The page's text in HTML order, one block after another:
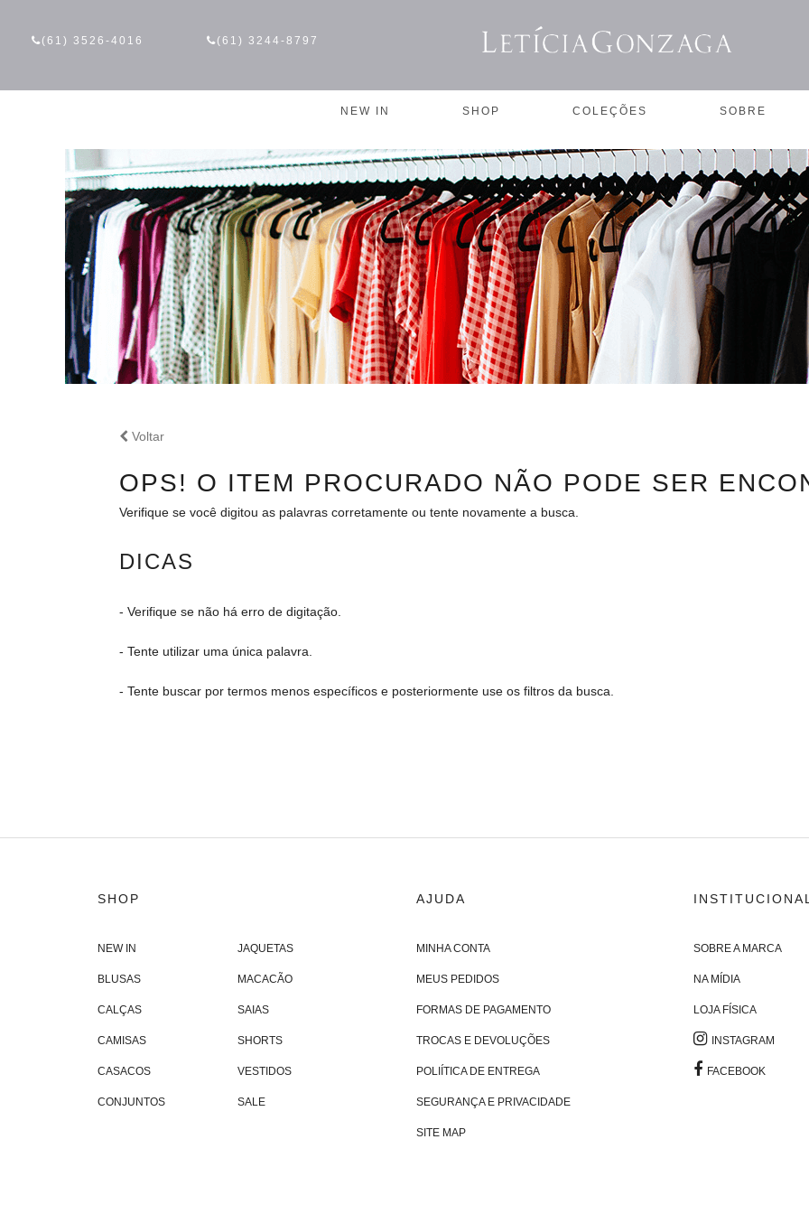
(61) 3526-4016 (61) 3244-8797
NEW IN SHOP COLEÇÕES SOBRE
Voltar
OPS! O ITEM PROCURADO NÃO PODE SER
Verifique se você digitou as palavras corretamente ou tente novamente a busca.
DICAS
- Verifique se não há erro de digitação.
- Tente utilizar uma única palavra.
- Tente buscar por termos menos específicos e posteriormente use os filtros da busca.
SHOP
NEW IN
BLUSAS
CALÇAS
CAMISAS
CASACOS
CONJUNTOS
JAQUETAS
MACACÃO
SAIAS
SHORTS
VESTIDOS
SALE
AJUDA
MINHA CONTA
MEUS PEDIDOS
FORMAS DE PAGAMENTO
TROCAS E DEVOLUÇÕES
POLIÍTICA DE ENTREGA
SEGURANÇA E PRIVACIDADE
SITE MAP
INSTITUCIONAL
SOBRE A MARCA
NA MÍDIA
LOJA FÍSICA
INSTAGRAM
FACEBOOK